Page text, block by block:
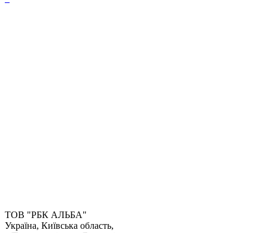
ТОВ "РБК АЛЬБА"
Україна, Київська область,